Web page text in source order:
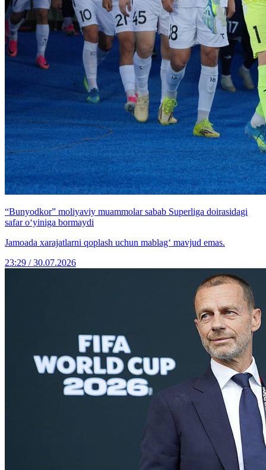
“Bunyodkor” moliyaviy muammolar sabab Superliga doirasidagi
safar o‘yiniga bormaydi
Jamoada xarajatlarni qoplash uchun mablag‘ mavjud emas.
23:29 / 30.07.2026